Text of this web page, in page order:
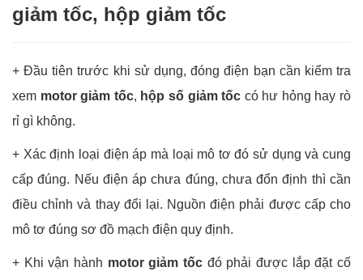
giảm tốc, hộp giảm tốc
+ Đầu tiên trước khi sử dụng, đóng điện bạn cần kiểm tra
xem motor giảm tốc, hộp số giảm tốc có hư hỏng hay rò
rỉ gì không.
+ Xác định loại điện áp mà loại mô tơ đó sử dụng và cung
cấp đúng. Nếu điện áp chưa đúng, chưa đổn định thì cần
điều chỉnh và thay đổi lại. Nguồn điện phải được cấp cho
mô tơ đúng sơ đồ mạch điện quy định.
+ Khi vận hành motor giảm tốc đó phải được lắp đặt cố